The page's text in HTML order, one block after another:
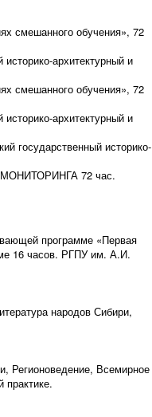
смешанного обучения», 72
архитектурный и
смешанного обучения», 72
архитектурный и
государственный историко-
72 час.
программе «Первая
16 часов. РГПУ им. А.И.
народов Сибири,
Регионоведение, Всемирное
практике.